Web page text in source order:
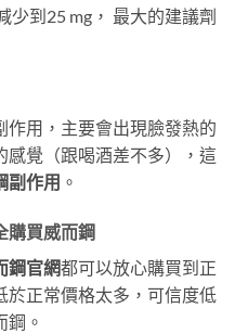
少到25 mg， 最大的建議劑
用，主要會出現臉發熱的
感覺（跟喝酒差不多），這
副作用 。
購買威而鋼
鋼官網都可以放心購買到正
於正常價格太多，可信度低
鋼。